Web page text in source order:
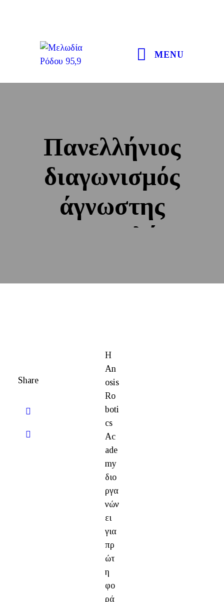
MENU
Πανελλήνιος
διαγωνισμός
άγνωστης
αποστολής
LEAGUE
Share
H
An
osis
Ro
boti
cs
Ac
ade
my
διο
ργα
νών
ει
για
πρ
ώτ
η
φο
ρά